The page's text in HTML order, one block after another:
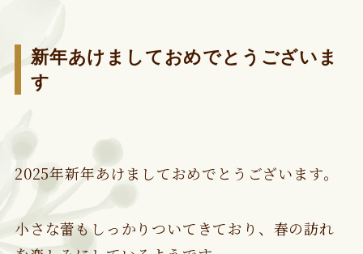
新年あけましておめでとうございま
す
2025年新年あけましておめでとうございます。
小さな蕾もしっかりついてきており、春の訪れ